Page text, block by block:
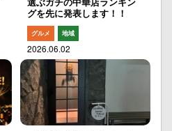
グを先に発表します！！
グルメ 地域
2026.06.02